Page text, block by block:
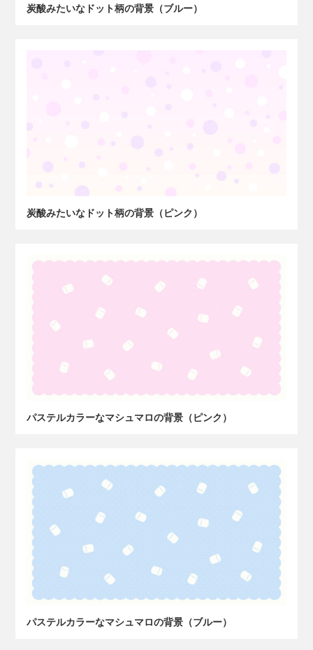
炭酸みたいなドット柄の背景（ブルー）
炭酸みたいなドット柄の背景（ピンク）
パステルカラーなマシュマロの背景（ピンク）
パステルカラーなマシュマロの背景（ブルー）